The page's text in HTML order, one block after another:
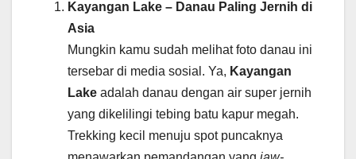
Kayangan Lake – Danau Paling Jernih di
Asia
Mungkin kamu sudah melihat foto danau ini
tersebar di media sosial. Ya, Kayangan
Lake adalah danau dengan air super jernih
yang dikelilingi tebing batu kapur megah.
Trekking kecil menuju spot puncaknya